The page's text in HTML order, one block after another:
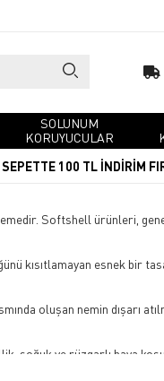
SOLUNUM
KORUYUCULAR
SEPETTE 100 TL İNDİRİM
Softshell ürünleri,
kısıtlamayan esnek bir
oluşan nemin dışarı
ve rüzgarlı hava